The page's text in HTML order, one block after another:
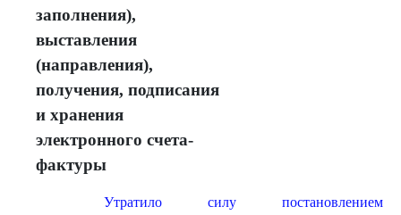
заполнения),
выставления
(направления),
получения, подписания
и хранения
электронного счета-
фактуры
Утратило силу постановлением